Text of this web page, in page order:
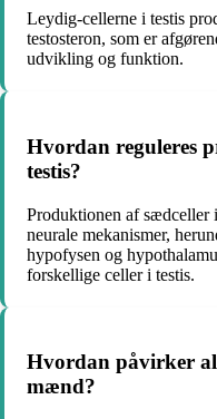
Leydig-cellerne i testis
testosteron, som er
udvikling og funktion.
Hvordan reguleres
testis?
Produktionen af sædceller
neurale mekanismer,
hypofysen og
forskellige celler i testis.
Hvordan påvirker
mænd?